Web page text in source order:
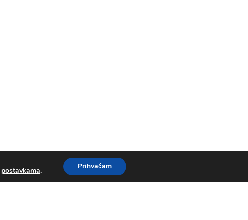
postavkama. Prihvaćam